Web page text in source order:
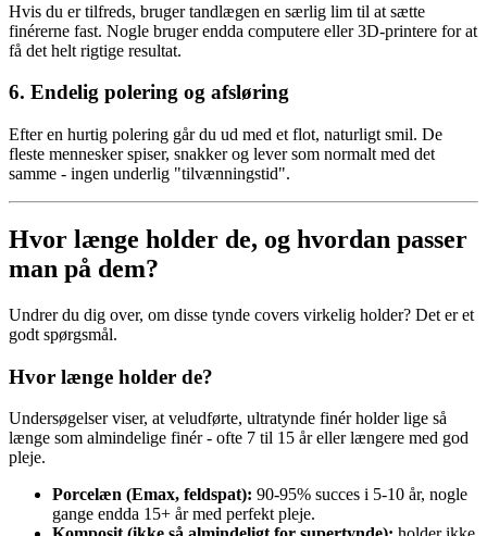
Hvis du er tilfreds, bruger tandlægen en særlig lim til at sætte
finérerne fast. Nogle bruger endda computere eller 3D-printere for at
få det helt rigtige resultat.
6. Endelig polering og afsløring
Efter en hurtig polering går du ud med et flot, naturligt smil. De
fleste mennesker spiser, snakker og lever som normalt med det
samme - ingen underlig "tilvænningstid".
Hvor længe holder de, og hvordan passer
man på dem?
Undrer du dig over, om disse tynde covers virkelig holder? Det er et
godt spørgsmål.
Hvor længe holder de?
Undersøgelser viser, at veludførte, ultratynde finér holder lige så
længe som almindelige finér - ofte 7 til 15 år eller længere med god
pleje.
Porcelæn (Emax, feldspat): 90-95% succes i 5-10 år, nogle
gange endda 15+ år med perfekt pleje.